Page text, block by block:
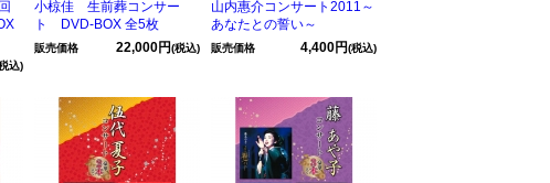
込)
小椋佳 生前葬コンサー
ト DVD-BOX 全5枚
販売価格 22,000円(税込)
山内惠介コンサート2011～
あなたとの誓い～
販売価格 4,400円(税込)